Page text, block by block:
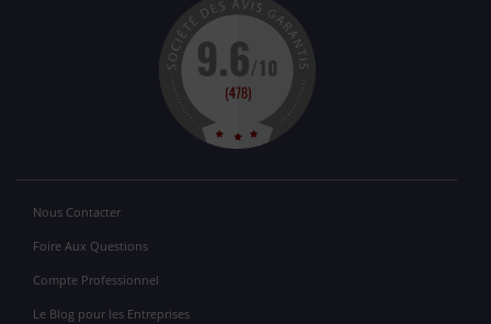
Nous Contacter
Foire Aux Questions
Compte Professionnel
Le Blog pour les Entreprises